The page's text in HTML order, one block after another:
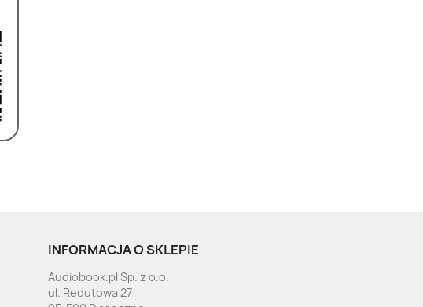
INFORMACJA O SKLEPIE
Audiobook.pl Sp. z o.o.
ul. Redutowa 27